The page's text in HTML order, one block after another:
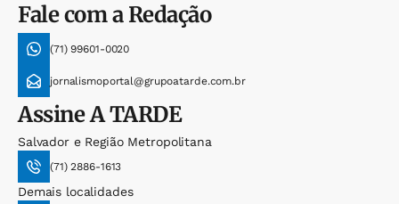
Fale com a Redação
(71) 99601-0020
jornalismoportal@grupoatarde.com.br
AssineA TARDE
Salvador e Região Metropolitana
(71) 2886-1613
Demais localidades